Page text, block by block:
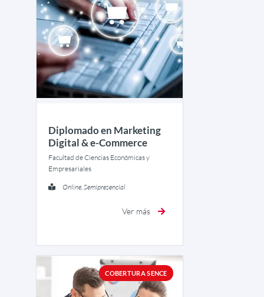
Diplomado en Marketing
Digital & e-Commerce
Facultad de Ciencias Económicas y
Empresariales
Online, Semipresencial
Ver más
COBERTURA SENCE